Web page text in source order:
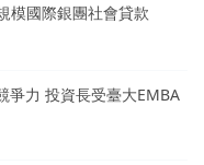
模國際銀團社會貸款
爭力 投資長受臺大EMBA